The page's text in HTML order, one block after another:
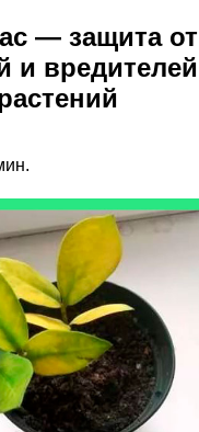
— защита от
и вредителей